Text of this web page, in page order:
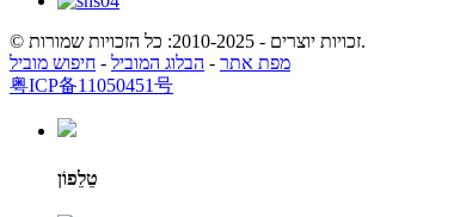
© זכויות יוצרים - 2010-2025: כל הזכויות שמורות.
מפת אתר - הבלוג המוביל - חיפוש מוביל
粤ICP备11050451号
טֵלֵפוֹן